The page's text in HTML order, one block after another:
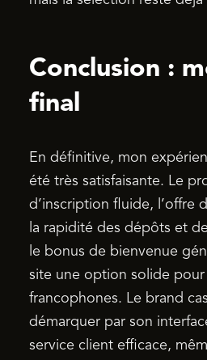
Conclusion :
final
En définitive, mon
été très satisfaisante. Le
d’inscription fluide, l’offre
la rapidité des dépôts et
le bonus de bienvenue
site une option solide pour
francophones. Le brand
démarquer par son
service client efficace,